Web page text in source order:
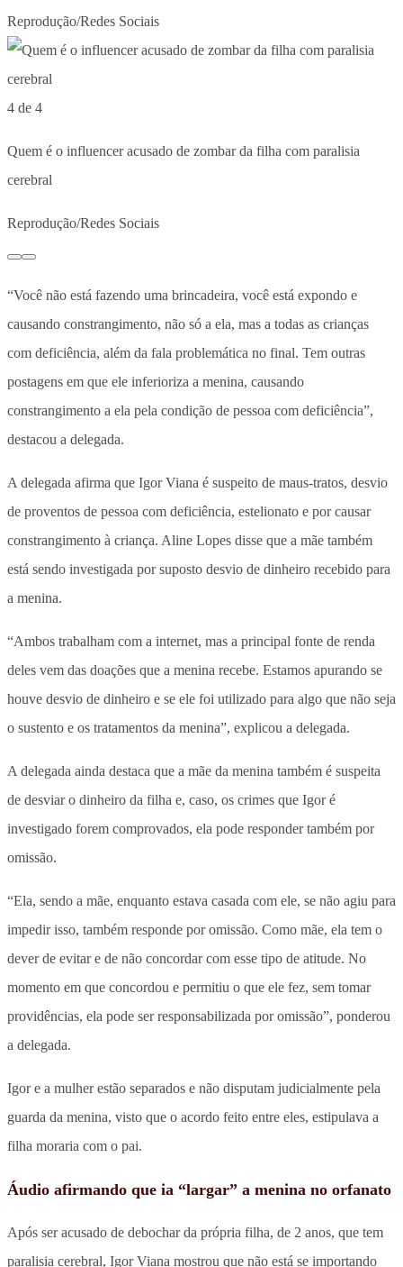
Reprodução/Redes Sociais
4 de 4
Quem é o influencer acusado de zombar da filha com paralisia
cerebral
Reprodução/Redes Sociais
“Você não está fazendo uma brincadeira, você está expondo e
causando constrangimento, não só a ela, mas a todas as crianças
com deficiência, além da fala problemática no final. Tem outras
postagens em que ele inferioriza a menina, causando
constrangimento a ela pela condição de pessoa com deficiência”,
destacou a delegada.
A delegada afirma que Igor Viana é suspeito de maus-tratos, desvio
de proventos de pessoa com deficiência, estelionato e por causar
constrangimento à criança. Aline Lopes disse que a mãe também
está sendo investigada por suposto desvio de dinheiro recebido para
a menina.
“Ambos trabalham com a internet, mas a principal fonte de renda
deles vem das doações que a menina recebe. Estamos apurando se
houve desvio de dinheiro e se ele foi utilizado para algo que não seja
o sustento e os tratamentos da menina”, explicou a delegada.
A delegada ainda destaca que a mãe da menina também é suspeita
de desviar o dinheiro da filha e, caso, os crimes que Igor é
investigado forem comprovados, ela pode responder também por
omissão.
“Ela, sendo a mãe, enquanto estava casada com ele, se não agiu para
impedir isso, também responde por omissão. Como mãe, ela tem o
dever de evitar e de não concordar com esse tipo de atitude. No
momento em que concordou e permitiu o que ele fez, sem tomar
providências, ela pode ser responsabilizada por omissão”, ponderou
a delegada.
Igor e a mulher estão separados e não disputam judicialmente pela
guarda da menina, visto que o acordo feito entre eles, estipulava a
filha moraria com o pai.
Áudio afirmando que ia “largar” a menina no orfanato
Após ser acusado de debochar da própria filha, de 2 anos, que tem
paralisia cerebral, Igor Viana mostrou que não está se importando